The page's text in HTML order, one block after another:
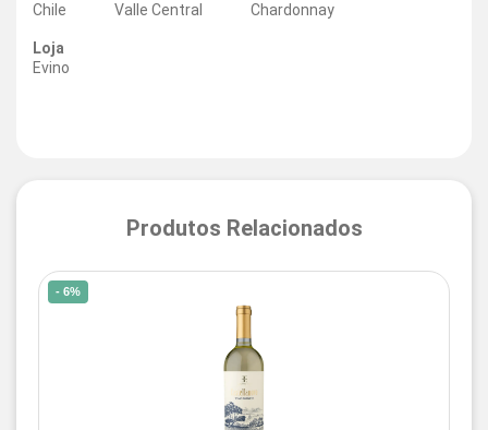
Chile
Valle Central
Chardonnay
Loja
Evino
Produtos Relacionados
- 6%